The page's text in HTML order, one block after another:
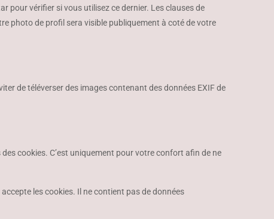
pour vérifier si vous utilisez ce dernier. Les clauses de
photo de profil sera visible publiquement à coté de votre
de téléverser des images contenant des données EXIF de
cookies. C’est uniquement pour votre confort afin de ne
les cookies. Il ne contient pas de données